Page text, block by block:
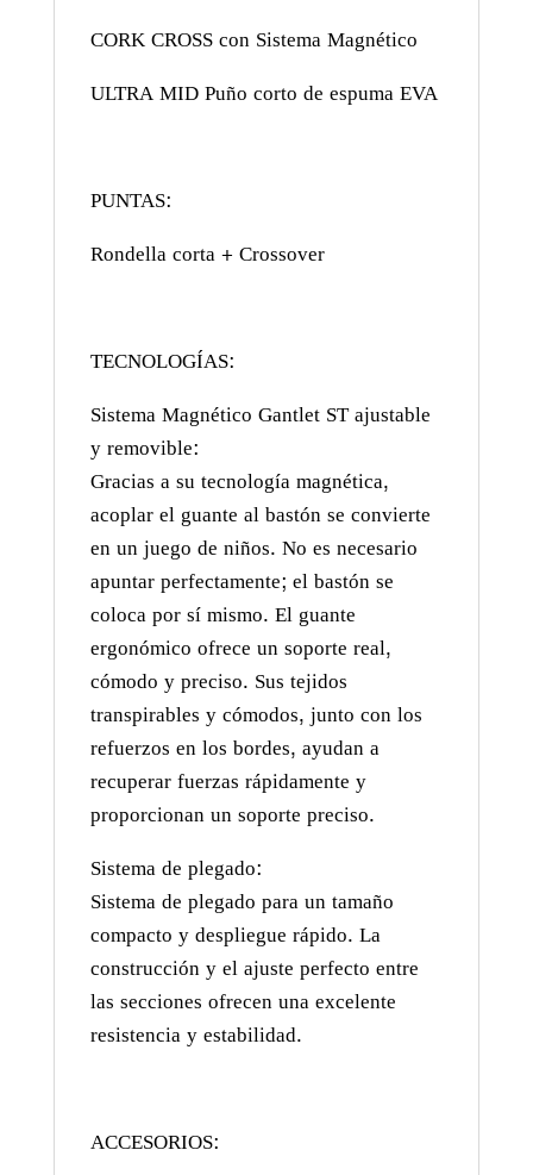
CORK CROSS con Sistema Magnético
ULTRA MID Puño corto de espuma EVA
PUNTAS:
Rondella corta + Crossover
TECNOLOGÍAS:
Sistema Magnético Gantlet ST ajustable
y removible:
Gracias a su tecnología magnética,
acoplar el guante al bastón se convierte
en un juego de niños. No es necesario
apuntar perfectamente; el bastón se
coloca por sí mismo. El guante
ergonómico ofrece un soporte real,
cómodo y preciso. Sus tejidos
transpirables y cómodos, junto con los
refuerzos en los bordes, ayudan a
recuperar fuerzas rápidamente y
proporcionan un soporte preciso.
Sistema de plegado:
Sistema de plegado para un tamaño
compacto y despliegue rápido. La
construcción y el ajuste perfecto entre
las secciones ofrecen una excelente
resistencia y estabilidad.
ACCESORIOS: